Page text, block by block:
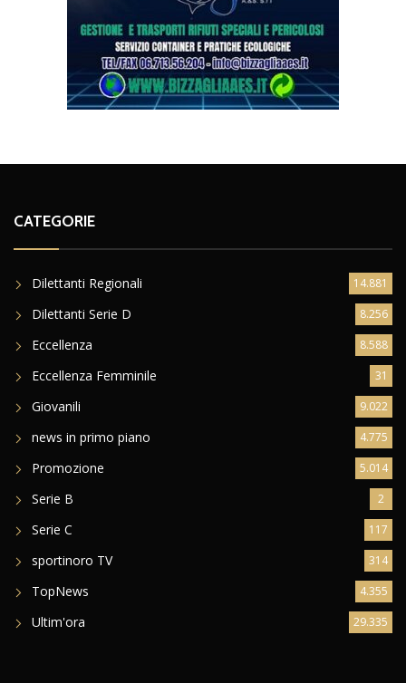
CATEGORIE
Dilettanti Regionali 14.881
Dilettanti Serie D 8.256
Eccellenza 8.588
Eccellenza Femminile 31
Giovanili 9.022
news in primo piano 4.775
Promozione 5.014
Serie B 2
Serie C 117
sportinoro TV 314
TopNews 4.355
Ultim'ora 29.335